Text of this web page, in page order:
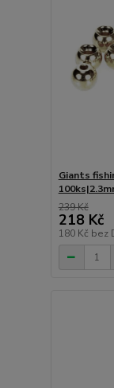
Giants
239 Kč
218 Kč
180 Kč bez